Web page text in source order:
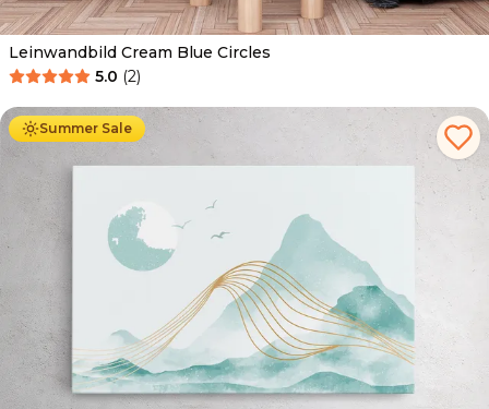
Leinwandbild Cream Blue Circles
5.0 (2)
Summer Sale
Ab 39.90 € 34.90